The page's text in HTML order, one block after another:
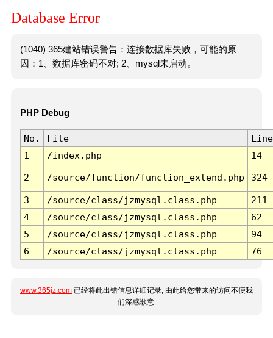
Database Error
(1040) 365建站错误警告：连接数据库失败，可能的原
因：1、数据库密码不对; 2、mysql未启动。
PHP Debug
No. File
Line
1
/index.php 14
2 /source/function/function_extend.php 324
3 /source/class/jzmysql.class.php
211
4
/source/class/jzmysql.class.php
62
5
/source/class/jzmysql.class.php
94
6
/source/class/jzmysql.class.php 76
www.365jz.com 已经将此出错信息详细记录, 由此给您带来的访问不便我
们深感歉意.